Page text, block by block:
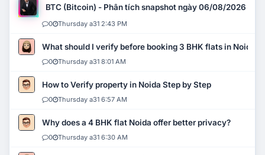
BTC (Bitcoin) - Phân tích snapshot ngày 06/08/2026
0 Thursday a31 2:43 PM
What should I verify before booking 3 BHK flats in Noida?
0 Thursday a31 8:01 AM
How to Verify property in Noida Step by Step
0 Thursday a31 6:57 AM
Why does a 4 BHK flat Noida offer better privacy?
0 Thursday a31 6:30 AM